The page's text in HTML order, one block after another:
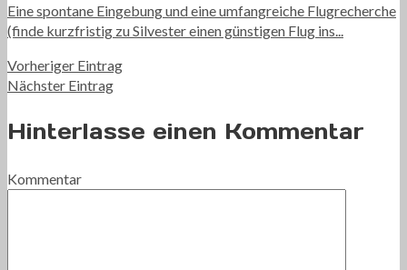
Eine spontane Eingebung und eine umfangreiche Flugrecherche
(finde kurzfristig zu Silvester einen günstigen Flug ins...
Vorheriger Eintrag
Nächster Eintrag
Hinterlasse einen Kommentar
Kommentar